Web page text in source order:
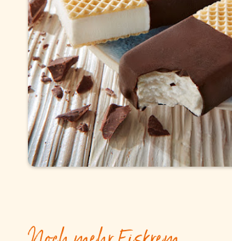
Snacks
Torten und Backwaren
Über uns
Qualität